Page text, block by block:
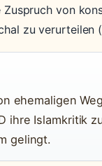
von
zu verurteilen
ehemaligen
ihre Islamkritik
gelingt.